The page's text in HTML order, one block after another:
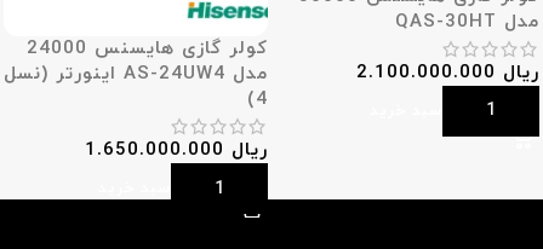
مدل QAS-30HT
ریال
افزودن به سبد خرید
کولر گازی هایسنس 24000
مدل AS-24UW4 اینورتر (نسل
4)
ریال
افزودن به سبد خرید